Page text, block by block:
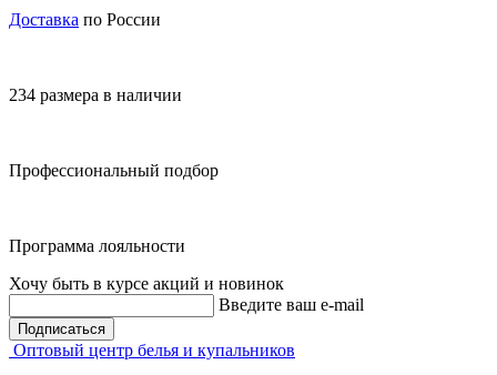
Доставка по России
234 размера в наличии
Профессиональный подбор
Программа лояльности
Хочу быть в курсе акций и новинок
Введите ваш e-mail
Подписаться
Оптовый центр белья и купальников